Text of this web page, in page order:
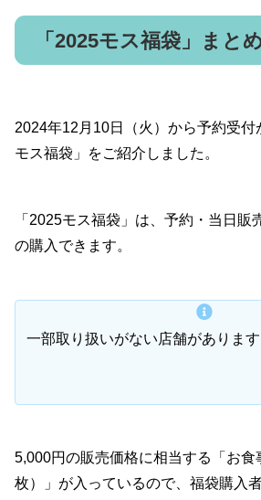
「2025モス福袋」まと
2024年12月10日（火）から予約受
モス福袋」をご紹介しました。
「2025モス福袋」は、予約・当日販
の購入できます。
一部取り扱いがない店舗があります
5,000円の販売価格に相当する「お
枚）」が入っているので、福袋購入